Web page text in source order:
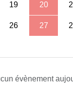
19 20
26 27
évènement